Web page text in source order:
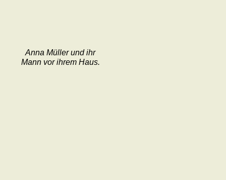
Anna Müller und ihr
Mann vor ihrem Haus.